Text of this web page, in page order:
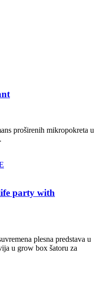
proširenih mikropokreta u
party with
plesna predstava u
u grow box šatoru za